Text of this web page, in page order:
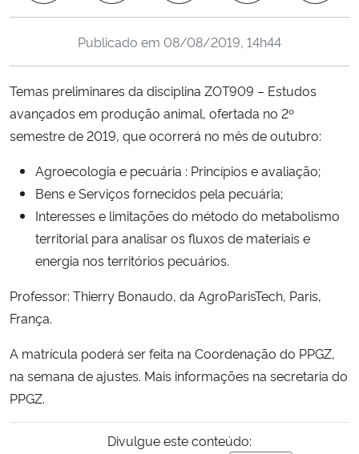
Ministério de Minas e Energia
Ministério da Ciência, Tecnologia, Inovações e Comunicações
Ministério do Meio Ambiente
Ministério do Turismo
Ministério do Desenvolvimento Regional
Ministério da Mulher, da Família e dos Direitos Humanos
Secretaria-Geral
Publicado em 08/08/2019, 14h44
Temas preliminares da disciplina ZOT909 – Estudos
avançados em produção animal, ofertada no 2º
semestre de 2019, que ocorrerá no mês de outubro:
Agroecologia e pecuária : Princípios e avaliação;
Bens e Serviços fornecidos pela pecuária;
Interesses e limitações do método do metabolismo
territorial para analisar os fluxos de materiais e
energia nos territórios pecuários.
Professor: Thierry Bonaudo, da AgroParisTech, Paris,
França.
A matrícula poderá ser feita na Coordenação do PPGZ,
na semana de ajustes. Mais informações na secretaria do
PPGZ.
Divulgue este conteúdo: